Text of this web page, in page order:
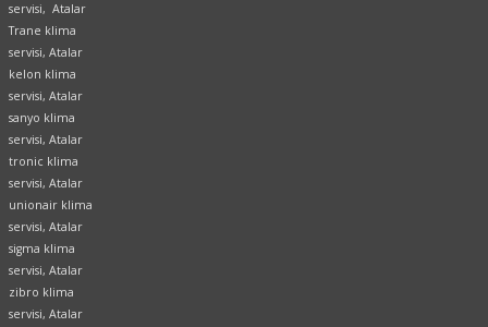
servisi, Atalar
Trane klima
servisi, Atalar
kelon klima
servisi, Atalar
sanyo klima
servisi, Atalar
tronic klima
servisi, Atalar
unionair klima
servisi, Atalar
sigma klima
servisi, Atalar
zibro klima
servisi, Atalar